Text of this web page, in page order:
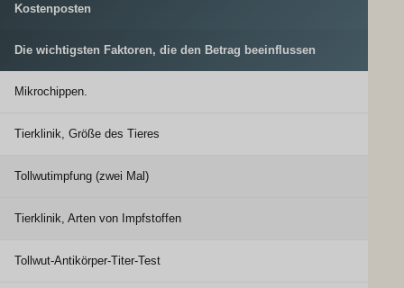
Kostenposten
Die wichtigsten Faktoren, die den Betrag beeinflussen
Mikrochippen.
Tierklinik, Größe des Tieres
Tollwutimpfung (zwei Mal)
Tierklinik, Arten von Impfstoffen
Tollwut-Antikörper-Titer-Test